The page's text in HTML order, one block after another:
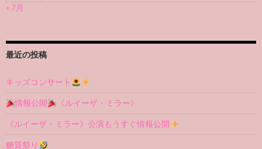
« 7月
最近の投稿
キッズコンサート
情報公開 《ルイーザ・ミラー》
《ルイーザ・ミラー》公演もうすぐ情報公開
糖質祭り